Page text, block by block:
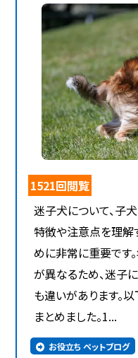
1521回閲覧
迷子犬について、子
特徴や注意点を理解
めに非常に重要です
が異なるため、迷子
も違いがあります。
まとめました。1...
お役立ち ペットブログ